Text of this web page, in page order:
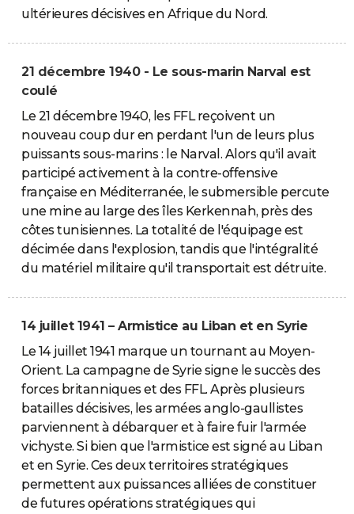
ultérieures décisives en Afrique du Nord.
21 décembre 1940 - Le sous-marin Narval est
coulé
Le 21 décembre 1940, les FFL reçoivent un
nouveau coup dur en perdant l'un de leurs plus
puissants sous-marins : le Narval. Alors qu'il avait
participé activement à la contre-offensive
française en Méditerranée, le submersible percute
une mine au large des îles Kerkennah, près des
côtes tunisiennes. La totalité de l'équipage est
décimée dans l'explosion, tandis que l'intégralité
du matériel militaire qu'il transportait est détruite.
14 juillet 1941 – Armistice au Liban et en Syrie
Le 14 juillet 1941 marque un tournant au Moyen-
Orient. La campagne de Syrie signe le succès des
forces britanniques et des FFL. Après plusieurs
batailles décisives, les armées anglo-gaullistes
parviennent à débarquer et à faire fuir l'armée
vichyste. Si bien que l'armistice est signé au Liban
et en Syrie. Ces deux territoires stratégiques
permettent aux puissances alliées de constituer
de futures opérations stratégiques qui